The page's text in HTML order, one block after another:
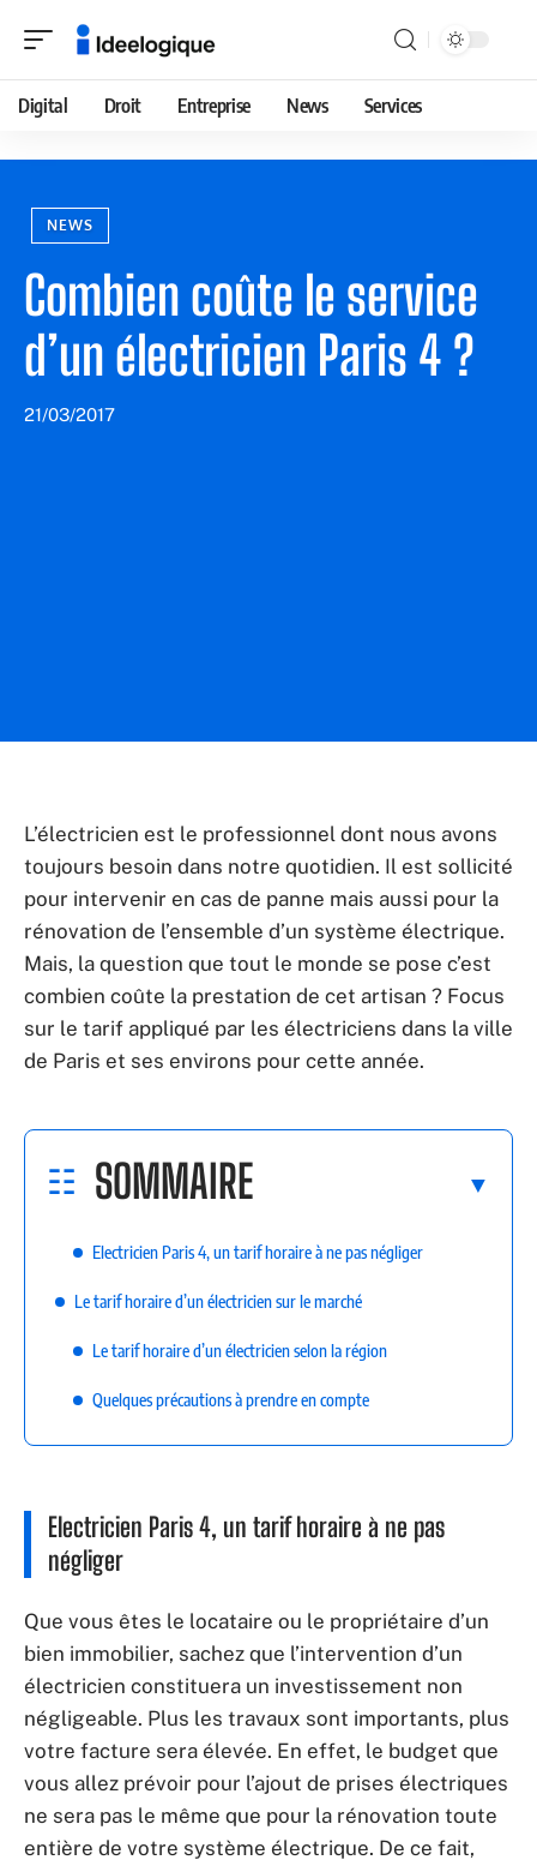
Digital Droit Entreprise News Services
NEWS
Combien coûte le service
d’un électricien Paris 4 ?
21/03/2017
L’électricien est le professionnel dont nous avons
toujours besoin dans notre quotidien. Il est sollicité
pour intervenir en cas de panne mais aussi pour la
rénovation de l’ensemble d’un système électrique.
Mais, la question que tout le monde se pose c’est
combien coûte la prestation de cet artisan ? Focus
sur le tarif appliqué par les électriciens dans la ville
de Paris et ses environs pour cette année.
SOMMAIRE
Electricien Paris 4, un tarif horaire à ne pas négliger
Le tarif horaire d’un électricien sur le marché
Le tarif horaire d’un électricien selon la région
Quelques précautions à prendre en compte
Electricien Paris 4, un tarif horaire à ne pas
négliger
Que vous êtes le locataire ou le propriétaire d’un
bien immobilier, sachez que l’intervention d’un
électricien constituera un investissement non
négligeable. Plus les travaux sont importants, plus
votre facture sera élevée. En effet, le budget que
vous allez prévoir pour l’ajout de prises électriques
ne sera pas le même que pour la rénovation toute
entière de votre système électrique. De ce fait,